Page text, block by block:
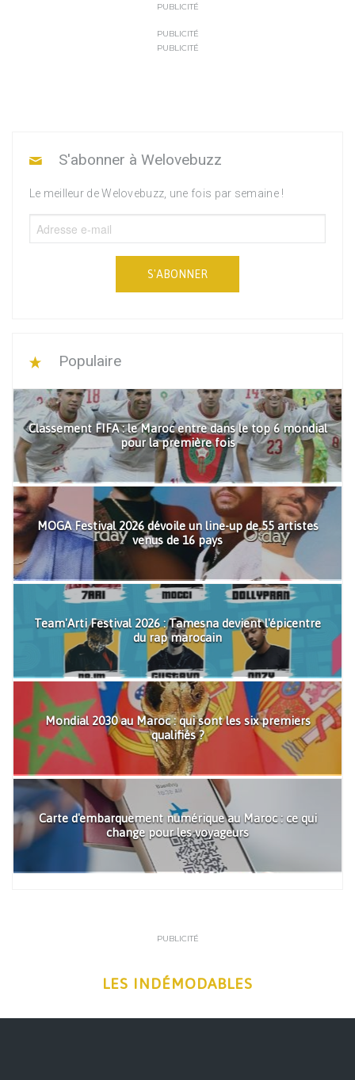
PUBLICITÉ
PUBLICITÉ
PUBLICITÉ
S'abonner à Welovebuzz
Le meilleur de Welovebuzz, une fois par semaine !
S'ABONNER
Populaire
Classement FIFA : le Maroc entre dans le top 6 mondial
pour la première fois
MOGA Festival 2026 dévoile un line-up de 55 artistes
venus de 16 pays
Team'Arti Festival 2026 : Tamesna devient l'épicentre
du rap marocain
Mondial 2030 au Maroc : qui sont les six premiers
qualifiés ?
Carte d'embarquement numérique au Maroc : ce qui
change pour les voyageurs
PUBLICITÉ
LES INDÉMODABLES